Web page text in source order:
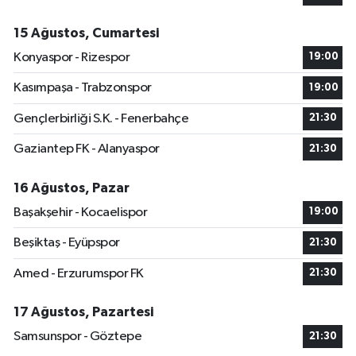
15 Ağustos, Cumartesi
Konyaspor - Rizespor
19:00
Kasımpaşa - Trabzonspor 19:00
Gençlerbirliği S.K. - Fenerbahçe 21:30
Gaziantep FK - Alanyaspor 21:30
16 Ağustos, Pazar
Başakşehir - Kocaelispor
19:00
Beşiktaş - Eyüpspor 21:30
Amed - Erzurumspor FK 21:30
17 Ağustos, Pazartesi
Samsunspor - Göztepe
21:30